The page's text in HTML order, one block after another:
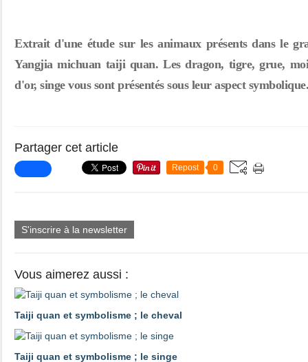
Extrait d'une étude sur les animaux présents dans le
Yangjia michuan taiji quan. Les dragon, tigre, grue,
d'or, singe vous sont présentés sous leur aspect
Partager cet article
Repost 0
S'inscrire à la newsletter
Vous aimerez aussi :
Taiji quan et symbolisme ; le cheval
Taiji quan et symbolisme ; le singe